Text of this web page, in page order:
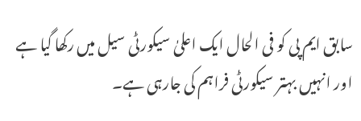
سابق ایم پی کو فی الحال ایک اعلیٰ سیکورٹی سیل میں رکھا گیا ہے
اور انہیں بہتر سیکورٹی فراہم کی جارہی ہے۔